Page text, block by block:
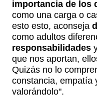
importancia de los
como una carga o
esto esto, aconseja
como adultos
responsabilidades
que nos aportan,
Quizás no lo
constancia, empatía
valorándolo".